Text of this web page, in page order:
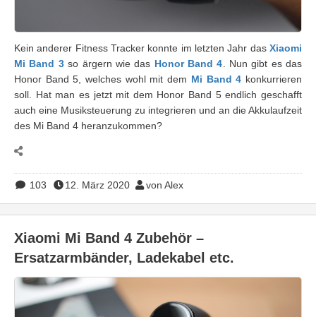
Kein anderer Fitness Tracker konnte im letzten Jahr das Xiaomi
Mi Band 3so ärgern wie das Honor Band 4 . Nun gibt es das
Honor Band 5, welches wohl mit dem Mi Band 4 konkurrieren
soll. Hat man es jetzt mit dem Honor Band 5 endlich geschafft
auch eine Musiksteuerung zu integrieren und an die Akkulaufzeit
des Mi Band 4 heranzukommen?
103 12. März 2020 von Alex
Xiaomi Mi Band 4 Zubehör –
Ersatzarmbänder, Ladekabel etc.